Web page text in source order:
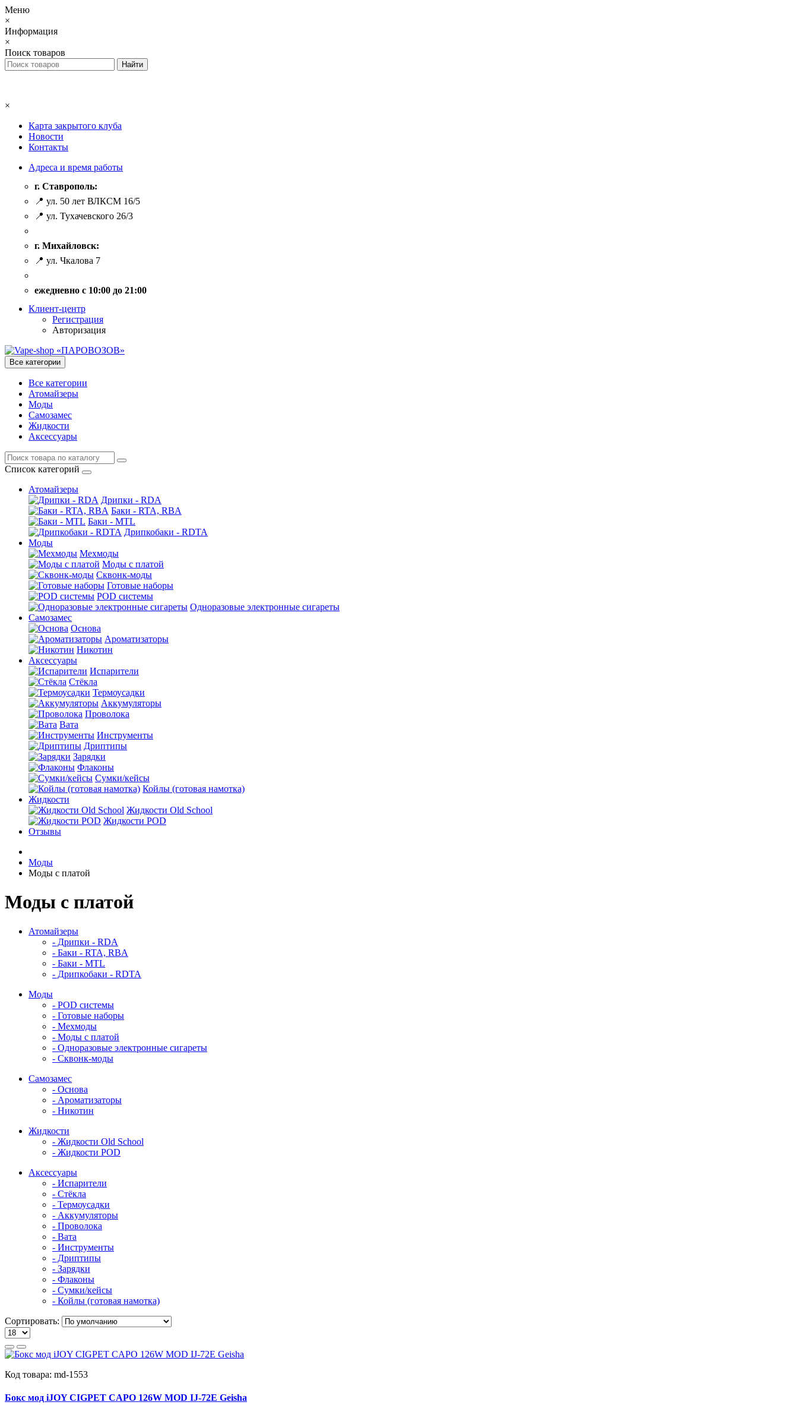
Меню
×
Информация
×
Поиск товаров
×
Карта закрытого клуба
Новости
Контакты
Адреса и время работы
г. Ставрополь:
📍 ул. 50 лет ВЛКСМ 16/5
📍 ул. Тухачевского 26/3
г. Михайловск:
📍 ул. Чкалова 7
ежедневно с 10:00 до 21:00
Клиент-центр
Регистрация
Авторизация
Все категории
Все категории
Атомайзеры
Моды
Самозамес
Жидкости
Аксессуары
Список категорий
Атомайзеры
Дрипки - RDA
Баки - RTA, RBA
Баки - MTL
Дрипкобаки - RDTA
Моды
Мехмоды
Моды с платой
Сквонк-моды
Готовые наборы
POD системы
Одноразовые электронные сигареты
Самозамес
Основа
Ароматизаторы
Никотин
Аксессуары
Испарители
Стёкла
Термоусадки
Аккумуляторы
Проволока
Вата
Инструменты
Дриптипы
Зарядки
Флаконы
Сумки/кейсы
Койлы (готовая намотка)
Жидкости
Жидкости Old School
Жидкости POD
Отзывы
Моды
Моды с платой
Моды с платой
Атомайзеры
- Дрипки - RDA
- Баки - RTA, RBA
- Баки - MTL
- Дрипкобаки - RDTA
Моды
- POD системы
- Готовые наборы
- Мехмоды
- Моды с платой
- Одноразовые электронные сигареты
- Сквонк-моды
Самозамес
- Основа
- Ароматизаторы
- Никотин
Жидкости
- Жидкости Old School
- Жидкости POD
Аксессуары
- Испарители
- Стёкла
- Термоусадки
- Аккумуляторы
- Проволока
- Вата
- Инструменты
- Дриптипы
- Зарядки
- Флаконы
- Сумки/кейсы
- Койлы (готовая намотка)
Сортировать:
Код товара: md-1553
Бокс мод iJOY CIGPET CAPO 126W MOD IJ-72E Geisha